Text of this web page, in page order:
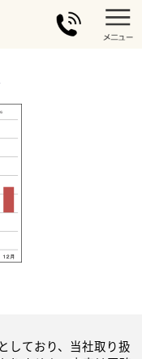
しており、当社取り扱